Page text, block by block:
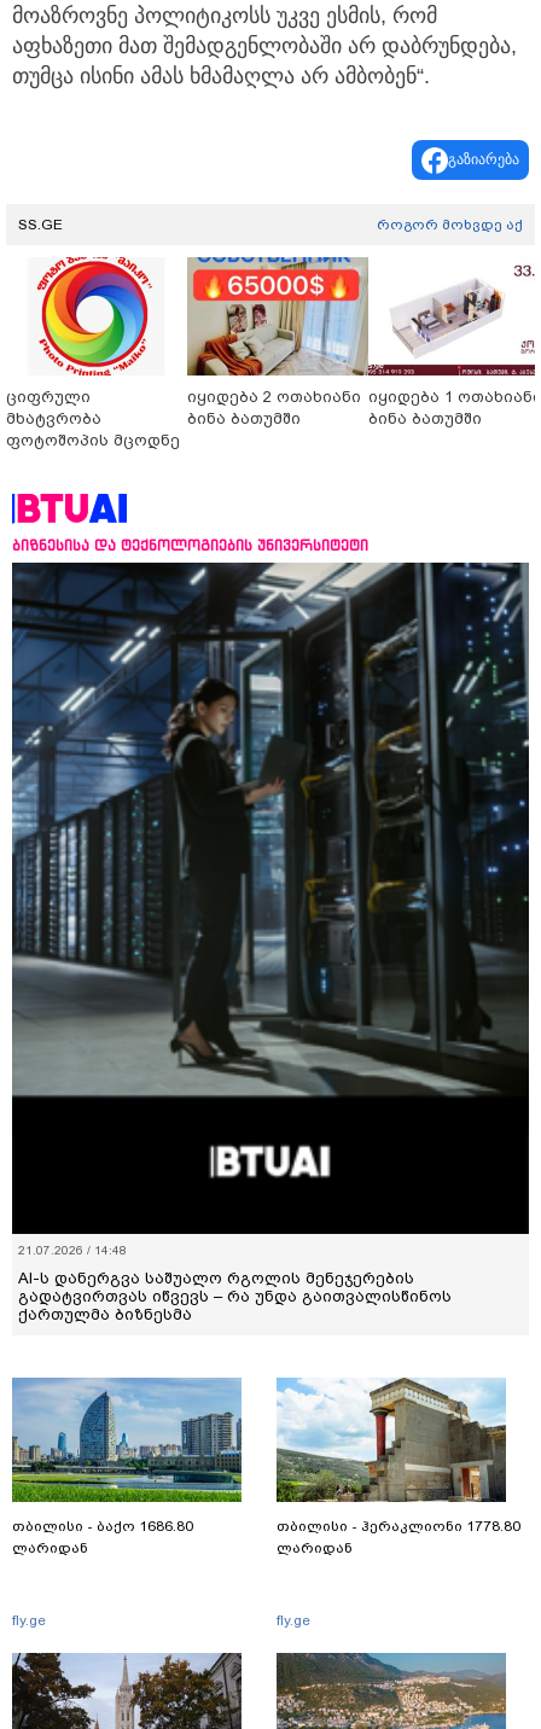
მოაზროვნე პოლიტიკოსს უკვე ესმის, რომ
აფხაზეთი მათ შემადგენლობაში არ დაბრუნდება,
თუმცა ისინი ამას ხმამაღლა არ ამბობენ“.
გაზიარება
SS.GE როგორ მოხვდე აქ
ციფრული
მხატვრობა
ფოტოშოპის მცოდნე
იყიდება 2 ოთახიანი
ბინა ბათუმში
იყიდება 1 ოთახიანი
ბინა ბათუმში
ბიზნესისა და ტექნოლოგიების უნივერსიტეტი
21.07.2026 / 14:48
AI-ს დანერგვა საშუალო რგოლის მენეჯერების
გადატვირთვას იწვევს – რა უნდა გაითვალისწინოს
ქართულმა ბიზნესმა
თბილისი - ბაქო 1686.80
ლარიდან
fly.ge
თბილისი - ჰერაკლიონი 1778.80
ლარიდან
fly.ge